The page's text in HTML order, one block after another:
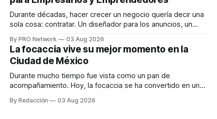
marketing digital explicó que
Durante décadas, hacer crecer un negocio quería decir una
sola cosa: contratar. Un diseñador para los anuncios, un
para los textos, alguien que supiera de publicidad digital
para encontrar prospectos, un vendedor para atender
llamadas y mensajes, y —con suerte— una persona
By PRO Network 03 Aug 2026
La focaccia vive su mejor momento en la
Ciudad de México
Durante mucho tiempo fue vista como un pan de
acompañamiento. Hoy, la focaccia se ha convertido en uno
artesanal, ingredientes de calidad y experiencias que
By Redacción 03 Aug 2026